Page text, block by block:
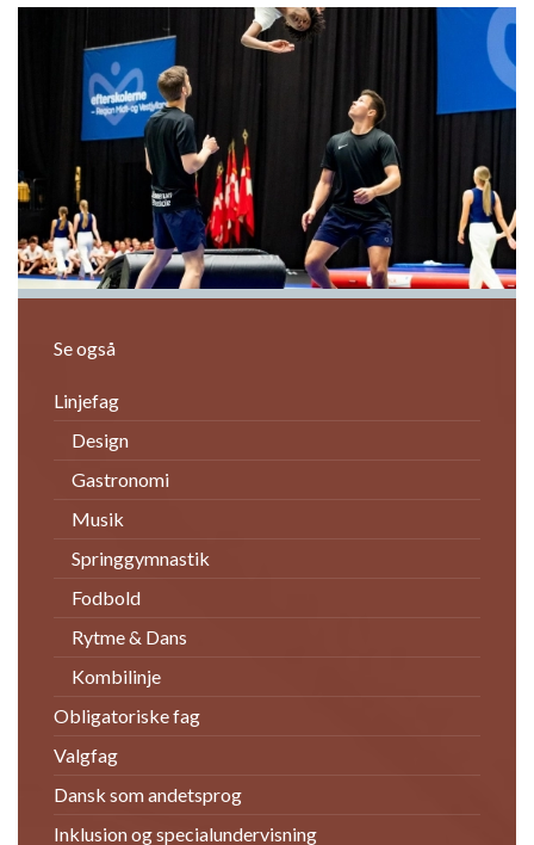
Forrige
Next
Se også
Linjefag
Design
Gastronomi
Musik
Springgymnastik
Fodbold
Rytme & Dans
Kombilinje
Obligatoriske fag
Valgfag
Dansk som andetsprog
Inklusion og specialundervisning